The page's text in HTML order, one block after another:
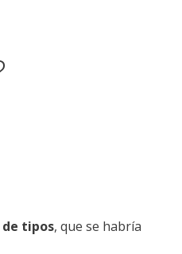
tipos, que se habría